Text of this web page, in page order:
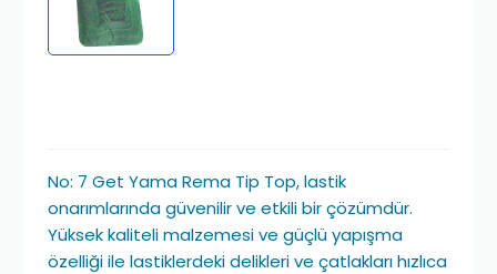
No: 7 Get Yama Rema Tip Top, lastik
onarımlarında güvenilir ve etkili bir çözümdür.
Yüksek kaliteli malzemesi ve güçlü yapışma
özelliği ile lastiklerdeki delikleri ve çatlakları hızlıca